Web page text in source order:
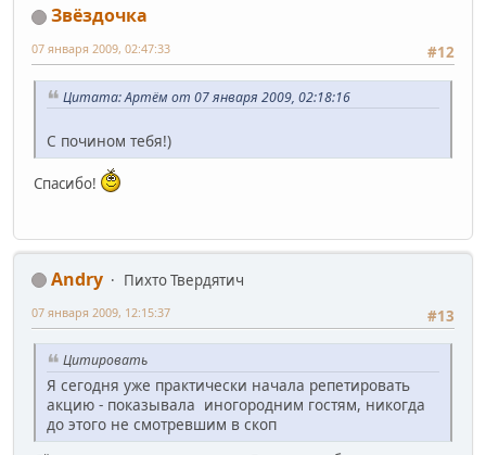
Звёздочка
#12
07 января 2009, 02:47:33
Цитата: Артём от 07 января 2009, 02:18:16
С почином тебя!)
Спасибо!
Andry
Пихто Твердятич
#13
07 января 2009, 12:15:37
Цитировать
Я сегодня уже практически начала репетировать
акцию - показывала иногородним гостям, никогда
до этого не смотревшим в скоп